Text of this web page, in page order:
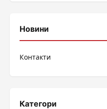
Новини
Контакти
Категори